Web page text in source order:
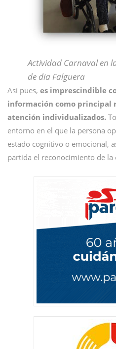
Actividad Carnaval en
de dia Falguera
Así pues, es imprescindible
información como principal
atención individualizados.
entorno en el que la persona
estado cognitivo o emocional,
partida el reconocimiento de la